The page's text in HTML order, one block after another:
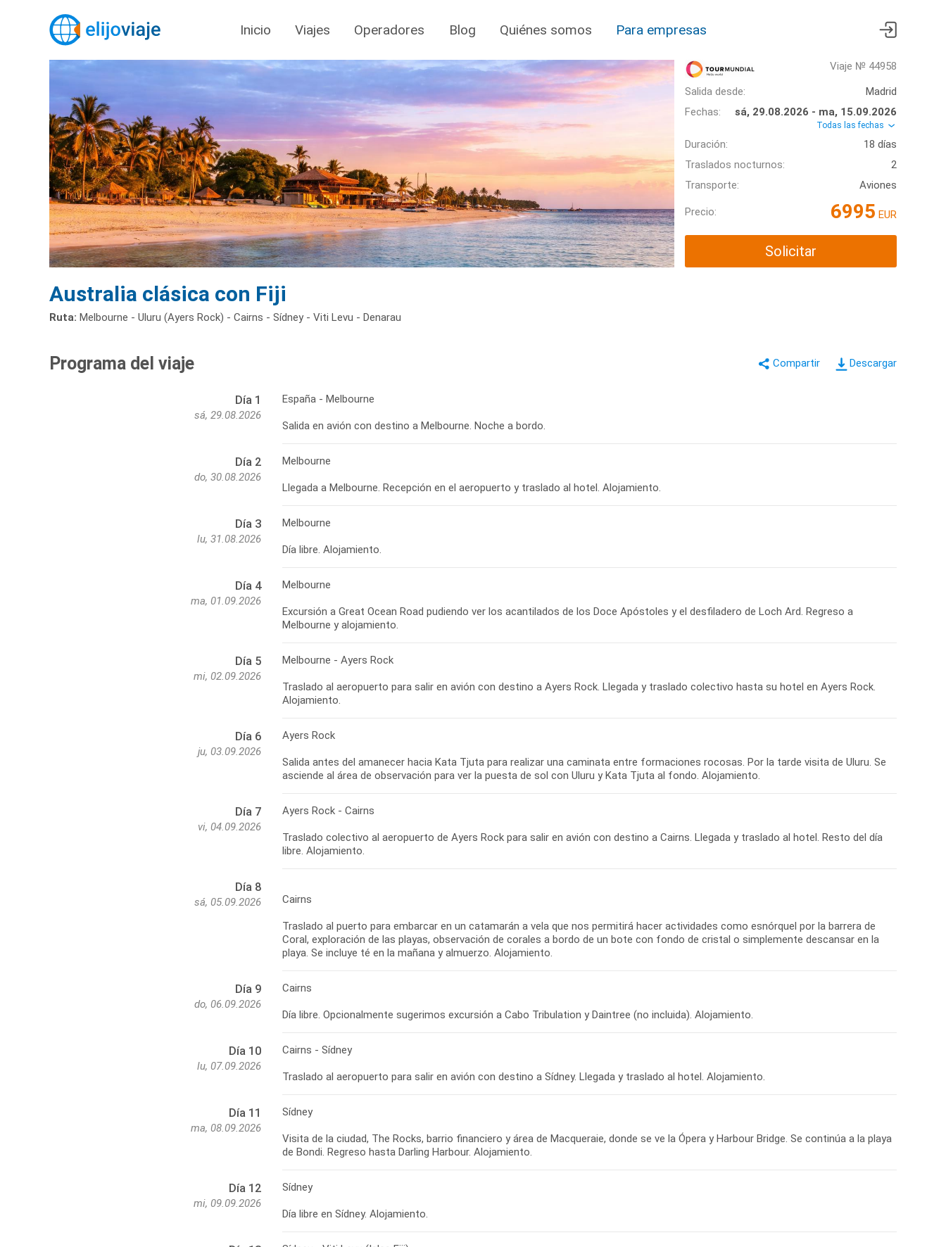
Inicio Viajes Operadores Blog Quiénes somos Para empresas
Viaje № 44958
Salida desde:
Madrid
Fechas:
sá, 29.08.2026 - ma, 15.09.2026
Todas las fechas
Duración:
18 días
Traslados nocturnos:
2
Transporte:
Aviones
Precio: 6995 EUR
Solicitar
Australia clásica con Fiji
Ruta: Melbourne - Uluru (Ayers Rock) - Cairns - Sídney - Viti Levu - Denarau
Descargar
Programa del viaje
Día 1
sá, 29.08.2026
España - Melbourne
Salida en avión con destino a Melbourne. Noche a bordo.
Día 2
do, 30.08.2026
Melbourne
Llegada a Melbourne. Recepción en el aeropuerto y traslado al hotel. Alojamiento.
Día 3
lu, 31.08.2026
Melbourne
Día libre. Alojamiento.
Día 4
ma, 01.09.2026
Melbourne
Excursión a Great Ocean Road pudiendo ver los acantilados de los Doce Apóstoles y el desfiladero de Loch Ard. Regreso a
Melbourne y alojamiento.
Día 5
mi, 02.09.2026
Melbourne - Ayers Rock
Traslado al aeropuerto para salir en avión con destino a Ayers Rock. Llegada y traslado colectivo hasta su hotel en Ayers Rock.
Alojamiento.
Día 6
ju, 03.09.2026
Ayers Rock
Salida antes del amanecer hacia Kata Tjuta para realizar una caminata entre formaciones rocosas. Por la tarde visita de Uluru. Se
asciende al área de observación para ver la puesta de sol con Uluru y Kata Tjuta al fondo. Alojamiento.
Día 7
vi, 04.09.2026
Ayers Rock - Cairns
Traslado colectivo al aeropuerto de Ayers Rock para salir en avión con destino a Cairns. Llegada y traslado al hotel. Resto del día
libre. Alojamiento.
Día 8
sá, 05.09.2026 Cairns
Traslado al puerto para embarcar en un catamarán a vela que nos permitirá hacer actividades como esnórquel por la barrera de
Coral, exploración de las playas, observación de corales a bordo de un bote con fondo de cristal o simplemente descansar en la
playa. Se incluye té en la mañana y almuerzo. Alojamiento.
Día 9
do, 06.09.2026
Cairns
Día libre. Opcionalmente sugerimos excursión a Cabo Tribulation y Daintree (no incluida). Alojamiento.
Día 10
lu, 07.09.2026
Cairns - Sídney
Traslado al aeropuerto para salir en avión con destino a Sídney. Llegada y traslado al hotel. Alojamiento.
Día 11
ma, 08.09.2026
Sídney
Visita de la ciudad, The Rocks, barrio financiero y área de Macqueraie, donde se ve la Ópera y Harbour Bridge. Se continúa a la playa
de Bondi. Regreso hasta Darling Harbour. Alojamiento.
Día 12
mi, 09.09.2026
Sídney
Día libre en Sídney. Alojamiento.